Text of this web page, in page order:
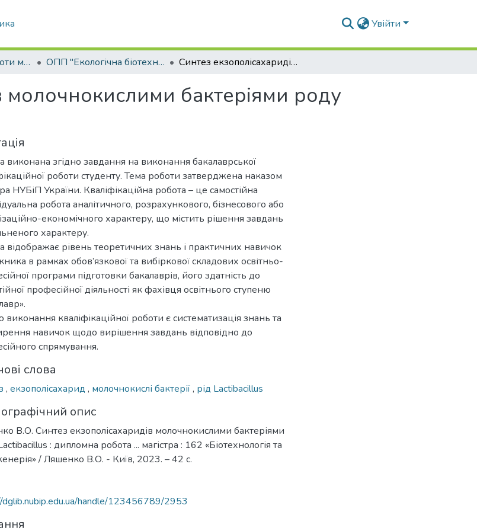
Увійти
Кваліфікаційні роботи магістрів ОПП "Екологічна біотехнологія та біоенергетика" Синтез екзополісахаридів молочнокислими бактеріями роду Lactibacillus
молочнокислими бактеріями роду
виконана згідно завдання на виконання бакалаврської
роботи студенту. Тема роботи затверджена наказом
НУБіП України. Кваліфікаційна робота – це самостійна
робота аналітичного, розрахункового, бізнесового або
економічного характеру, що містить рішення завдань
характеру.
відображає рівень теоретичних знань і практичних навичок
в рамках обов’язкової та вибіркової складових освітньо-
програми підготовки бакалаврів, його здатність до
професійної діяльності як фахівця освітнього ступеню
кваліфікаційної роботи є систематизація знань та
навичок щодо вирішення завдань відповідно до
спрямування.
слова
, екзополісахарид , молочнокислі бактерії, рід Lactibacillus
опис
В.О. Синтез екзополісахаридів молочнокислими бактеріями
: дипломна робота ... магістра : 162 «Біотехнологія та
/ Ляшенко В.О. - Київ, 2023. – 42 с.
handle/123456789/2953